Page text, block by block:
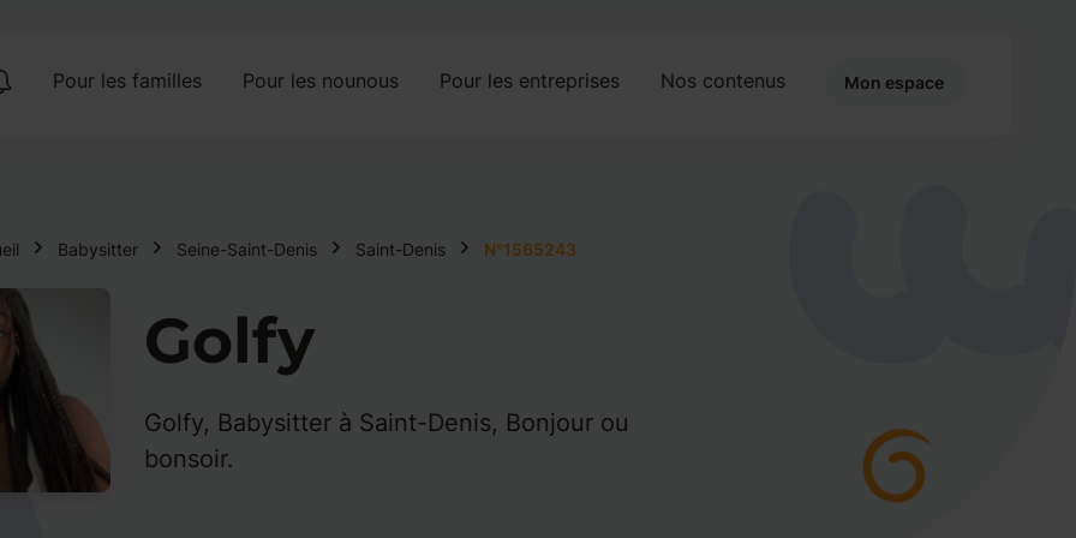
Pour les familles Pour les nounous Pour les entreprises Nos contenus Mon espace
Babysitter Seine-Saint-Denis Saint-Denis N°1565243
Golfy
Golfy, Babysitter à Saint-Denis, Bonjour ou
bonsoir.